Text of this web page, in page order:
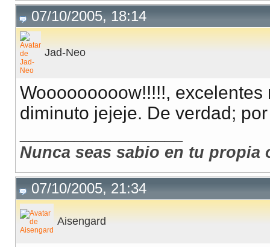
07/10/2005, 18:14
Jad-Neo
Wooooooooow!!!!!,
diminuto jejeje. De verdad;
Nunca seas sabio en tu propia
07/10/2005, 21:34
Aisengard